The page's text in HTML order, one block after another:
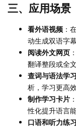
三、应用场景
看外语视频 ：
动生成双语字
阅读外文网页
翻译整段或全
查词与语法学习
析，学习更高效
制作学习卡片
性化提升语言能
口语和听力练习